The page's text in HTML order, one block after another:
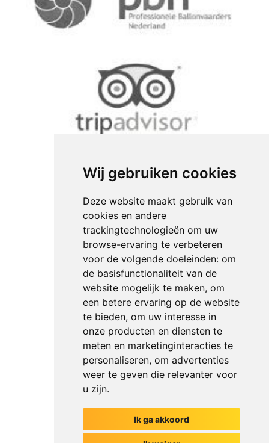
Wij gebruiken cookies
Deze website maakt gebruik van
cookies en andere
trackingtechnologieën om uw
browse-ervaring te verbeteren
voor de volgende doeleinden: om
de basisfunctionaliteit van de
website mogelijk te maken, om
een betere ervaring op de website
te bieden, om uw interesse in
onze producten en diensten te
meten en marketinginteracties te
personaliseren, om advertenties
weer te geven die relevanter voor
u zijn.
Ik ga akkoord
Het begin van jouw gesprek